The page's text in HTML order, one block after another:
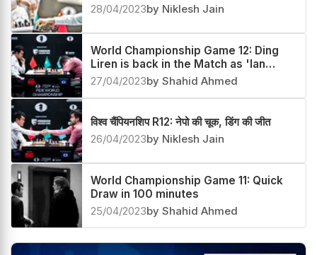
28/04/2023by Niklesh Jain
World Championship Game 12: Ding
Liren is back in the Match as 'Ian
curse' strikes
27/04/2023by Shahid Ahmed
विश्व चैंपियनशिप R12: नेपो की चूक, डिंग की जीत
26/04/2023by Niklesh Jain
World Championship Game 11: Quick
Draw in 100 minutes
25/04/2023by Shahid Ahmed